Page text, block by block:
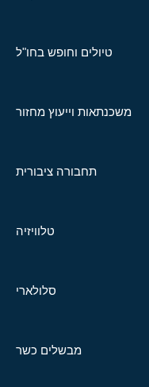
טיולים וחופש בחו"ל
משכנתאות וייעוץ מחזור
תחבורה ציבורית
טלוויזיה
סלולארי
מבשלים כשר